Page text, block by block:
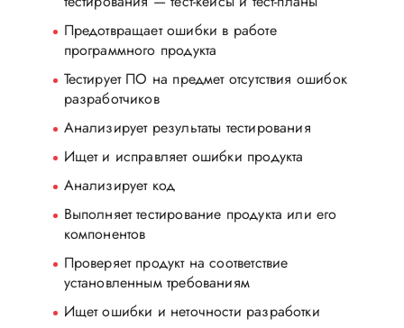
Предотвращает ошибки в работе
программного продукта
Тестирует ПО на предмет отсутствия ошибок
разработчиков
Анализирует результаты тестирования
Ищет и исправляет ошибки продукта
Анализирует код
Выполняет тестирование продукта или его
компонентов
Проверяет продукт на соответствие
установленным требованиям
Ищет ошибки и неточности разработки